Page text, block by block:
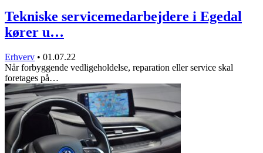
Tekniske servicemedarbejdere i Egedal
kører u…
Erhverv • 01.07.22
Når forbyggende vedligeholdelse, reparation eller service skal
foretages på…